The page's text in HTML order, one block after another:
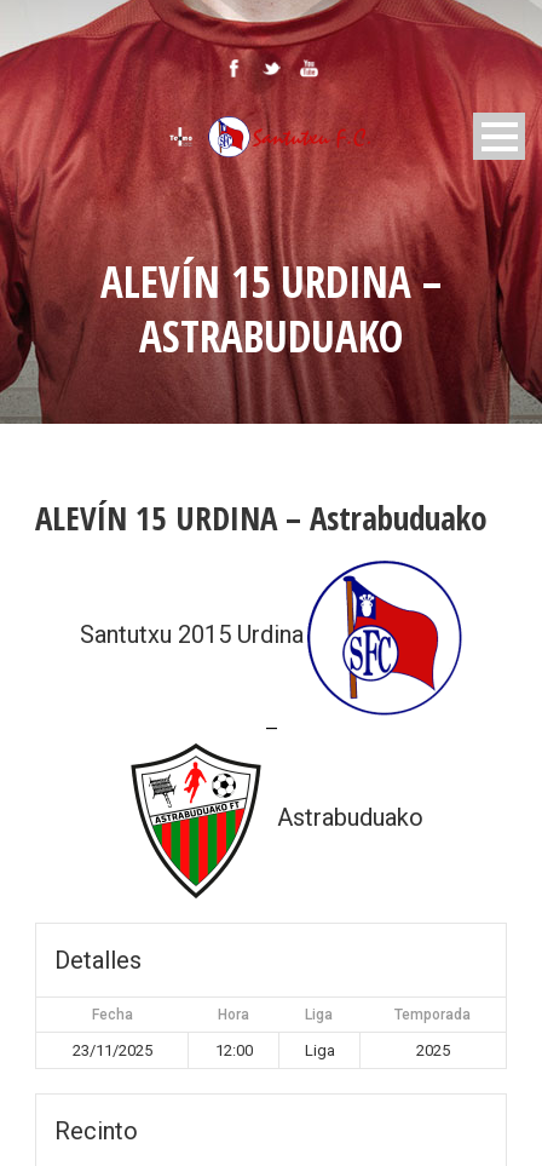
ALEVÍN 15 URDINA –
ASTRABUDUAKO
ALEVÍN 15 URDINA – Astrabuduako
Santutxu 2015 Urdina
—
Astrabuduako
Detalles
Fecha Hora Liga Temporada
23/11/2025 12:00 Liga 2025
Recinto